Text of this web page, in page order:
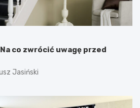
co zwrócić uwagę przed
Jasiński